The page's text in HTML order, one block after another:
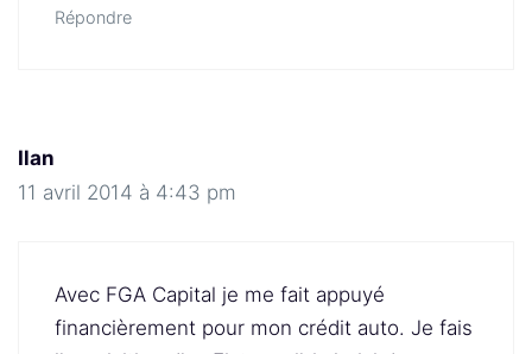
Répondre
Ilan
11 avril 2014 à 4:43 pm
Avec FGA Capital je me fait appuyé
financièrement pour mon crédit auto. Je fais